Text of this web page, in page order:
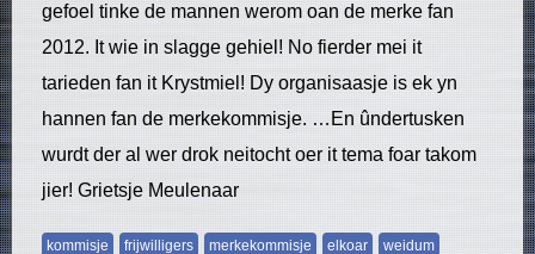
gefoel tinke de mannen werom oan de merke fan
2012. It wie in slagge gehiel! No fierder mei it
tarieden fan it Krystmiel! Dy organisaasje is ek yn
hannen fan de merkekommisje. …En ûndertusken
wurdt der al wer drok neitocht oer it tema foar takom
jier! Grietsje Meulenaar
kommisje frijwilligers merkekommisje elkoar weidum